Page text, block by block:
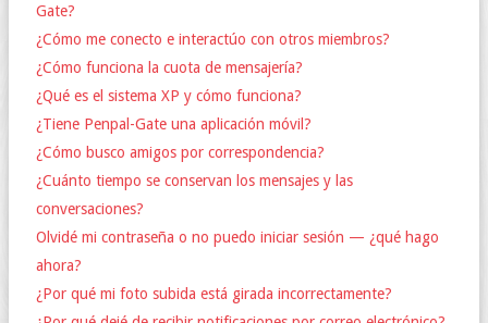
Gate?
¿Cómo me conecto e interactúo con otros miembros?
¿Cómo funciona la cuota de mensajería?
¿Qué es el sistema XP y cómo funciona?
¿Tiene Penpal-Gate una aplicación móvil?
¿Cómo busco amigos por correspondencia?
¿Cuánto tiempo se conservan los mensajes y las
conversaciones?
Olvidé mi contraseña o no puedo iniciar sesión — ¿qué hago
ahora?
¿Por qué mi foto subida está girada incorrectamente?